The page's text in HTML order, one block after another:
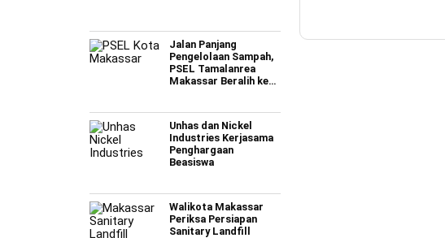
Jalan Panjang
Pengelolaan Sampah,
PSEL Tamalanrea
Makassar Beralih ke
Unhas dan Nickel
Industries Kerjasama
Penghargaan
Beasiswa
Walikota Makassar
Periksa Persiapan
Sanitary Landfill